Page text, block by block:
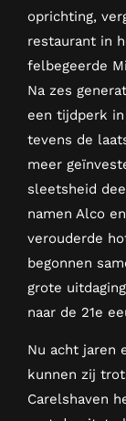
oprichting,
restaurant in
felbegeerde
Na zes
een tijdperk
tevens de
meer
sleetsheid
namen Alco
verouderde
begonnen
grote
naar de 21e
Nu acht jaren
kunnen zij
Carelshaven